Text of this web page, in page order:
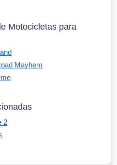
Motocicletas para
Mayhem
2